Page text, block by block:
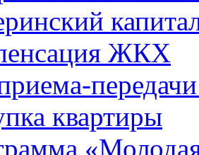
ЖКХ
квартиры